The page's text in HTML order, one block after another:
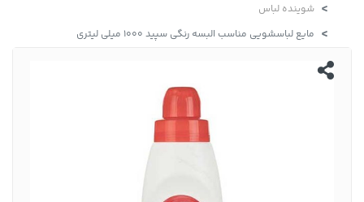
شوینده لباس
مایع لباسشویی مناسب البسه رنگی سپید 1000 میلی لیتری